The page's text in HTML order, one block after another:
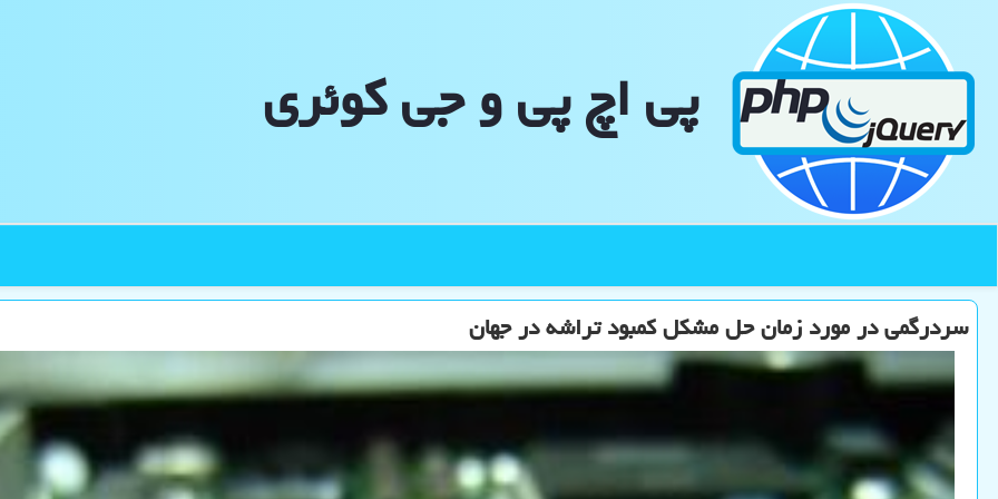
پی اچ پی و جی كوئری
سردرگمی در مورد زمان حل مشکل کمبود تراشه در جهان